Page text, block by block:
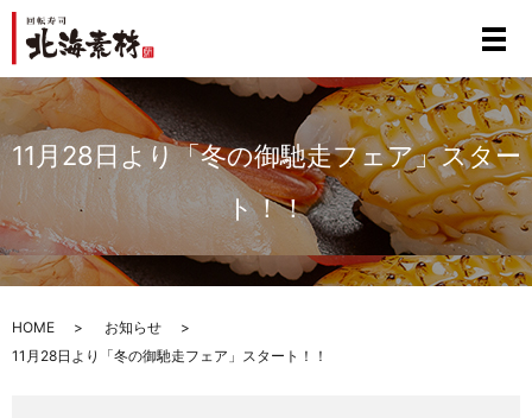
11月28日より「冬の御馳走フェア」スター
ト！！
HOME
お知らせ
11月28日より「冬の御馳走フェア」スタート！！